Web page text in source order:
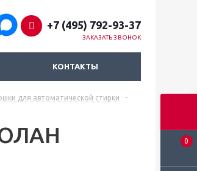
0
+7 (495) 792-93-37
ЗАКАЗАТЬ ЗВОНОК
КОНТАКТЫ
для автоматической стирки
-